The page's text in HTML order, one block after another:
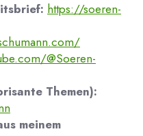
https://soeren-
@Soeren-
Themen):
meinem